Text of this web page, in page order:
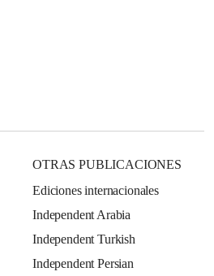
OTRAS PUBLICACIONES
Ediciones internacionales
Independent Arabia
Independent Turkish
Independent Persian